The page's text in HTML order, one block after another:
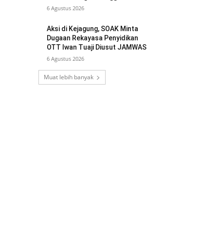
6 Agustus 2026
Aksi di Kejagung, SOAK Minta
Dugaan Rekayasa Penyidikan
OTT Iwan Tuaji Diusut JAMWAS
6 Agustus 2026
Muat lebih banyak